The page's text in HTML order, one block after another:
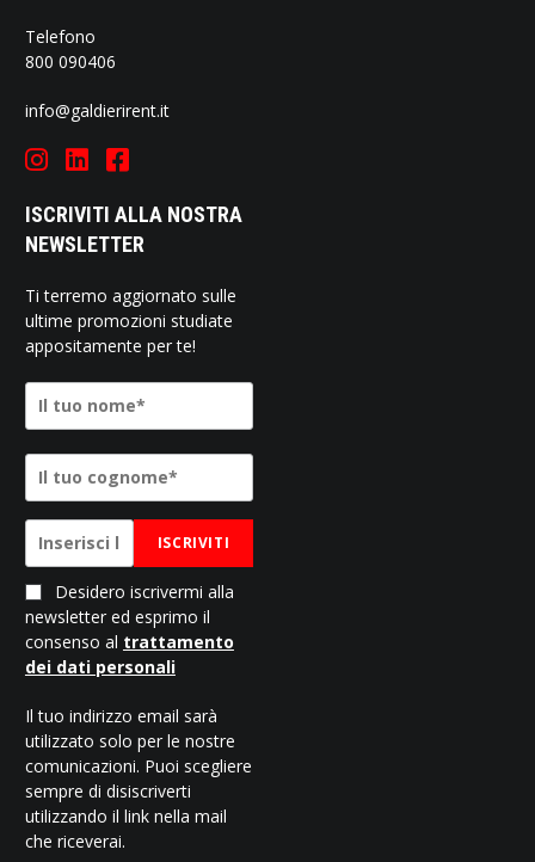
Telefono
800 090406
info@galdierirent.it
ISCRIVITI ALLA NOSTRA
NEWSLETTER
Ti terremo aggiornato sulle
ultime promozioni studiate
appositamente per te!
ISCRIVITI
Desidero iscrivermi alla
newsletter ed esprimo il
consenso al trattamento
dei dati personali
Il tuo indirizzo email sarà
utilizzato solo per le nostre
comunicazioni. Puoi scegliere
sempre di disiscriverti
utilizzando il link nella mail
che riceverai.